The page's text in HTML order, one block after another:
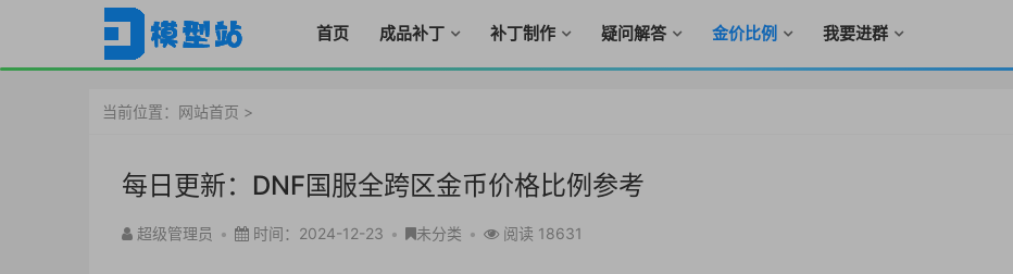
首页 成品补丁 补丁制作 疑问解答 金价比例 我要进群
当前位置： 网站首页 >
每日更新：DNF国服全跨区金币价格比例参考
超级管理员 • 时间：2024-12-23 • 未分类 • 阅读 18631